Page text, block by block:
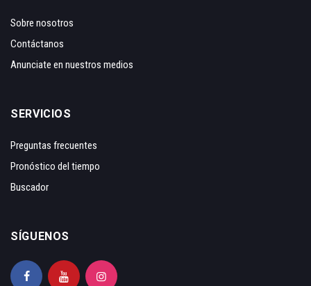
Sobre nosotros
Contáctanos
Anunciate en nuestros medios
SERVICIOS
Preguntas frecuentes
Pronóstico del tiempo
Buscador
SÍGUENOS